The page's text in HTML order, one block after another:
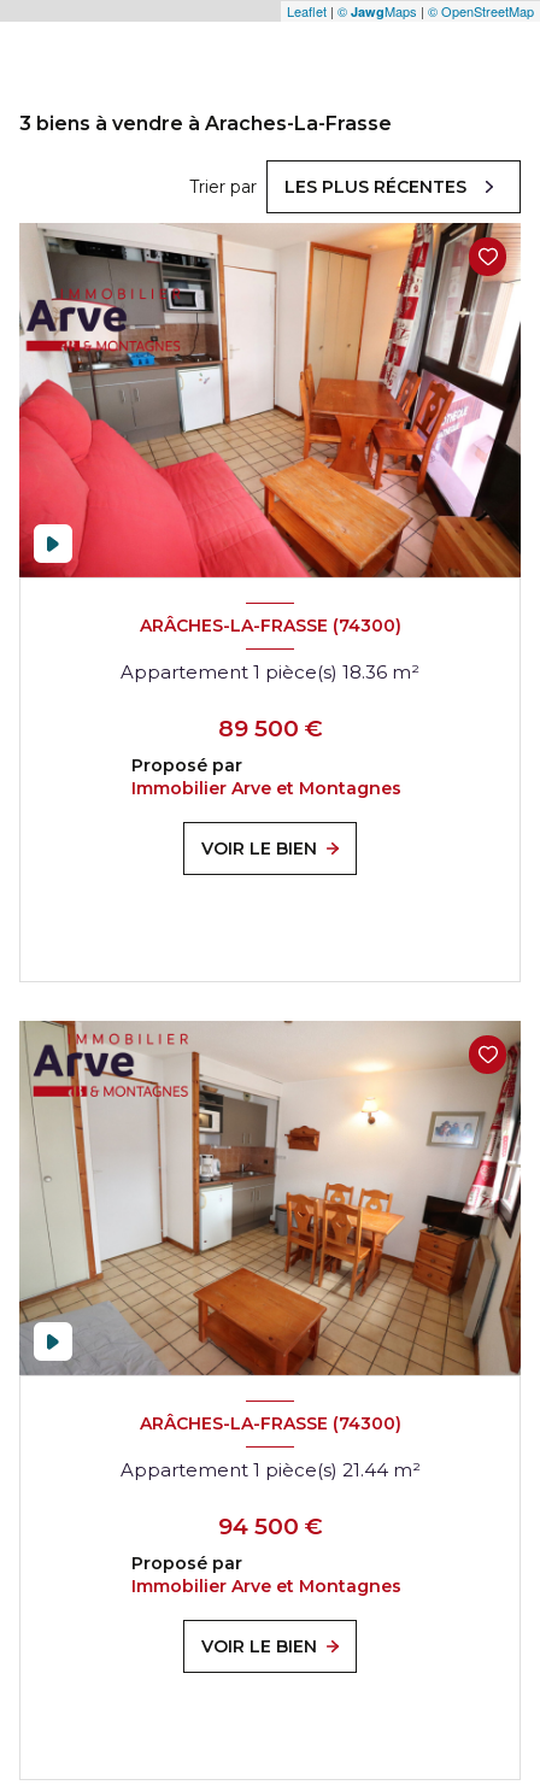
Leaflet | © JawgMaps | © OpenStreetMap
3 biens à vendre à Araches-La-Frasse
Trier par LES PLUS RÉCENTES
ARÂCHES-LA-FRASSE (74300)
Appartement 1 pièce(s) 18.36 m²
89 500 €
Proposé par
Immobilier Arve et Montagnes
VOIR LE BIEN
ARÂCHES-LA-FRASSE (74300)
Appartement 1 pièce(s) 21.44 m²
94 500 €
Proposé par
Immobilier Arve et Montagnes
VOIR LE BIEN